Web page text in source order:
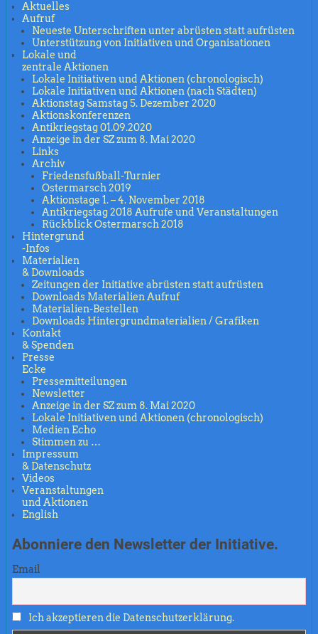
Aktuelles
Aufruf
Neueste Unterschriften unter abrüsten statt aufrüsten
Unterstützung von Initiativen und Organisationen
Lokale und
zentrale Aktionen
Lokale Initiativen und Aktionen (chronologisch)
Lokale Initiativen und Aktionen (nach Städten)
Aktionstag Samstag 5. Dezember 2020
Aktionskonferenzen
Antikriegstag 01.09.2020
Anzeige in der SZ zum 8. Mai 2020
Links
Archiv
Friedensfußball-Turnier
Ostermarsch 2019
Aktionstage 1. – 4. November 2018
Antikriegstag 2018 Aufrufe und Veranstaltungen
Rückblick Ostermarsch 2018
Hintergrund
-Infos
Materialien
& Downloads
Zeitungen der Initiative abrüsten statt aufrüsten
Downloads Materialien Aufruf
Materialien-Bestellen
Downloads Hintergrundmaterialien / Grafiken
Kontakt
& Spenden
Presse
Ecke
Pressemitteilungen
Newsletter
Anzeige in der SZ zum 8. Mai 2020
Lokale Initiativen und Aktionen (chronologisch)
Medien Echo
Stimmen zu …
Impressum
& Datenschutz
Videos
Veranstaltungen
und Aktionen
English
Abonniere den Newsletter der Initiative.
Email
Ich akzeptieren die Datenschutzerklärung.